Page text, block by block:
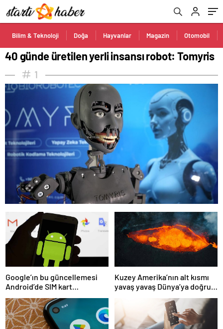
Bilim & Teknoloji Doğa Hayvanlar Magazin Otomobil
40 günde üretilen yerli insansı robot: Tomyris
1
Google’ın bu güncellemesi
Android’de SIM kart
kaldıracak
Kuzey Amerika’nın alt kısmı
yavaş yavaş Dünya’ya doğru